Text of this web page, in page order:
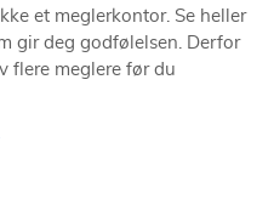
et meglerkontor. Se heller
gir deg godfølelsen. Derfor
flere meglere før du